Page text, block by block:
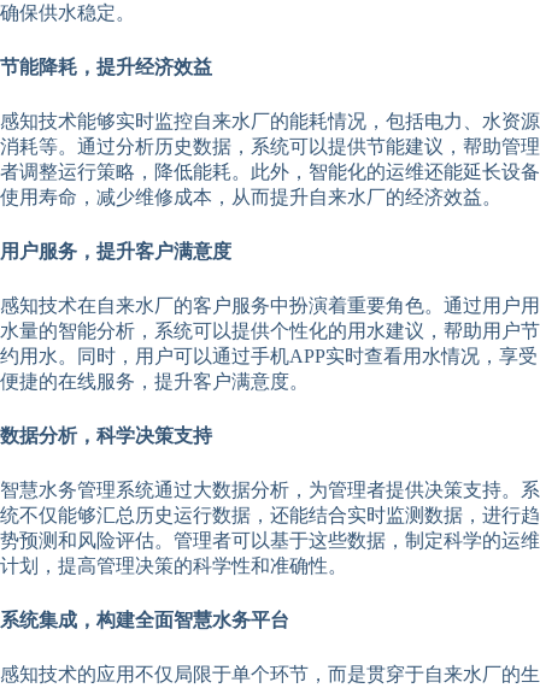
确保供水稳定。
节能降耗，提升经济效益
感知技术能够实时监控自来水厂的能耗情况，包括电力、水资源
消耗等。通过分析历史数据，系统可以提供节能建议，帮助管理
者调整运行策略，降低能耗。此外，智能化的运维还能延长设备
使用寿命，减少维修成本，从而提升自来水厂的经济效益。
用户服务，提升客户满意度
感知技术在自来水厂的客户服务中扮演着重要角色。通过用户用
水量的智能分析，系统可以提供个性化的用水建议，帮助用户节
约用水。同时，用户可以通过手机APP实时查看用水情况，享受
便捷的在线服务，提升客户满意度。
数据分析，科学决策支持
智慧水务管理系统通过大数据分析，为管理者提供决策支持。系
统不仅能够汇总历史运行数据，还能结合实时监测数据，进行趋
势预测和风险评估。管理者可以基于这些数据，制定科学的运维
计划，提高管理决策的科学性和准确性。
系统集成，构建全面智慧水务平台
感知技术的应用不仅局限于单个环节，而是贯穿于自来水厂的生